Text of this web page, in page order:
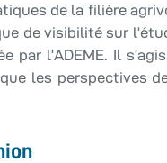
de la filière
visibilité sur
l’ADEME. Il
les perspectives